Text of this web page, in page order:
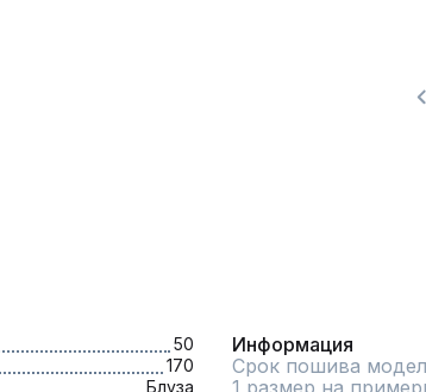
50
170
Блуза
Информация
Срок пошива
1 размер на